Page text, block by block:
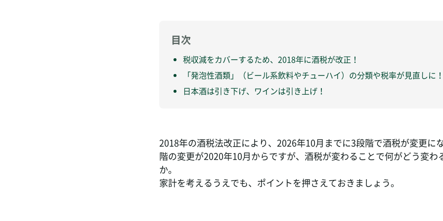
目次
税収減をカバーするため、2018年に酒税が改正！
「発泡性酒類」（ビール系飲料やチューハイ）の分類や税率が見直しに
日本酒は引き下げ、ワインは引き上げ！
2018年の酒税法改正により、2026年10月までに3段階で酒税が変更に
階の変更が2020年10月からですが、酒税が変わることで何がどう変わ
か。
家計を考えるうえでも、ポイントを押さえておきましょう。